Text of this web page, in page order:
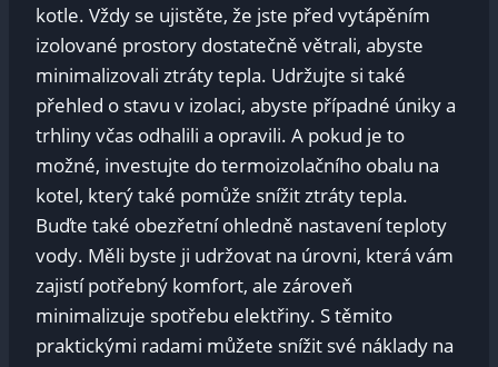
kotle.⁤ Vždy se‍ ujistěte, že jste⁤ před ⁤vytápěním
⁢izolované prostory dostatečně větrali, abyste
minimalizovali ztráty tepla. Udržujte si také​
přehled o stavu v izolaci,⁢ abyste případné úniky a
trhliny včas ⁤odhalili a opravili. A pokud je to
možné, investujte do termoizolačního obalu na
kotel, který také⁣ pomůže snížit ztráty ⁤tepla.
Buďte také obezřetní ohledně nastavení teploty
vody. Měli​ byste ji udržovat na úrovni, která ⁣vám
zajistí potřebný komfort, ale zároveň
minimalizuje spotřebu elektřiny.⁣ S těmito
praktickými radami můžete snížit​ své náklady na